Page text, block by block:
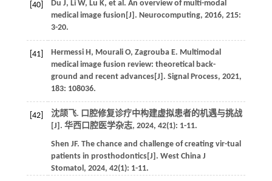
[40] Du J, Li W, Lu K, et al. An overview of multi-modal
medical image fusion[J]. Neurocomputing, 2016, 215:
3-20.
[41] Hermessi H, Mourali O, Zagrouba E. Multimodal
medical image fusion review: theoretical back-
ground and recent advances[J]. Signal Process, 2021,
183: 108036.
[42]
沈颉飞. 口腔修复诊疗中构建虚拟患者的机遇与挑战
[J]. 华西口腔医学杂志, 2024, 42(1): 1-11.
Shen JF. The chance and challenge of creating vir-tual
patients in prosthodontics[J]. West China J
Stomatol, 2024, 42(1): 1-11.